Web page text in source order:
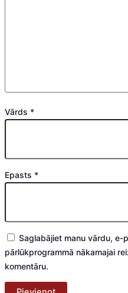
Vārds *
Epasts *
Saglabājiet manu vārdu, e-
pārlūkprogrammā nākamajai
komentāru.